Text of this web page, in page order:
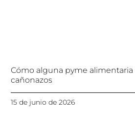
Cómo alguna pyme alimentaria
cañonazos
15 de junio de 2026